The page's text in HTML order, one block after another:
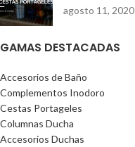
agosto 11, 2020
GAMAS DESTACADAS
Accesorios de Baño
Complementos Inodoro
Cestas Portageles
Columnas Ducha
Accesorios Duchas